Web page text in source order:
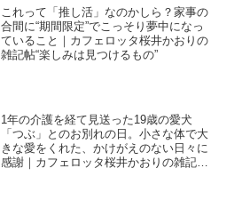
これって「推し活」なのかしら？家事の
合間に“期間限定”でこっそり夢中になっ
ていること｜カフェロッタ桜井かおりの
雑記帖“楽しみは見つけるもの”
1年の介護を経て見送った19歳の愛犬
「つぶ」とのお別れの日。小さな体で大
きな愛をくれた、かけがえのない日々に
感謝｜カフェロッタ桜井かおりの雑記